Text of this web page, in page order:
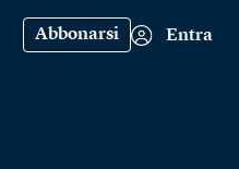
Abbonarsi Entra